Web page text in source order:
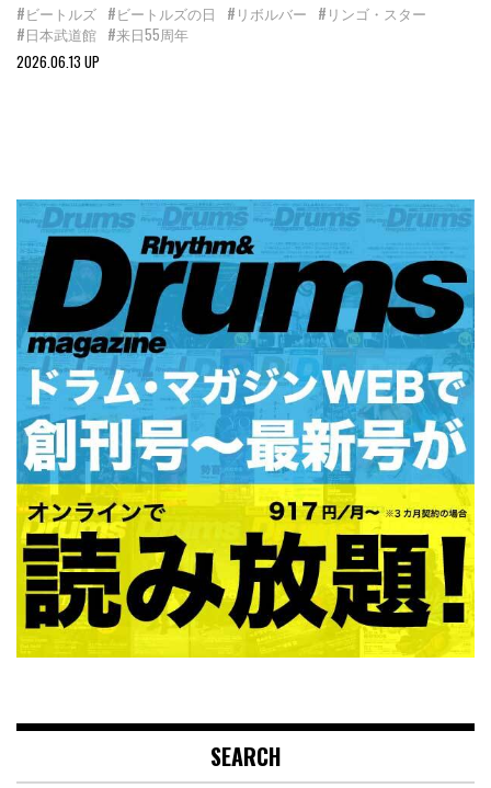
#ビートルズ #ビートルズの日 #リボルバー #リンゴ・スター
#日本武道館 #来日55周年
2026.06.13 UP
SEARCH